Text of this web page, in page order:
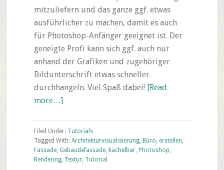
mitzuliefern und das ganze ggf. etwas
ausführlicher zu machen, damit es auch
für Photoshop-Anfänger geeignet ist. Der
geneigte Profi kann sich ggf. auch nur
anhand der Grafiken und zugehöriger
Bildunterschrift etwas schneller
durchhangeln. Viel Spaß dabei! [Read
more…]about
Tutorial:
Schnell
und
einfach
Filed Under: Tutorials
Tagged With: Architekturvisualisierung, Büro, erstellen,
Fassade, Gebäudefassade, kachelbar, Photoshop,
Rendering, Textur, Tutorial